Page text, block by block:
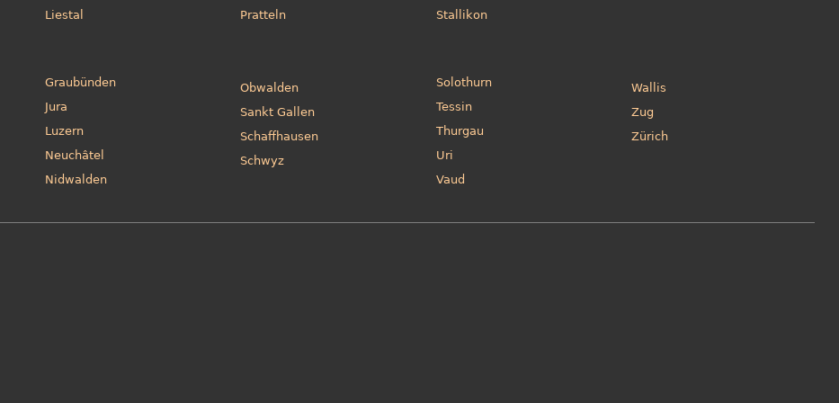
Liestal
Pratteln
Stallikon
Graubünden
Jura
Luzern
Neuchâtel
Nidwalden
Obwalden
Sankt Gallen
Schaffhausen
Schwyz
Solothurn
Tessin
Thurgau
Uri
Vaud
Wallis
Zug
Zürich